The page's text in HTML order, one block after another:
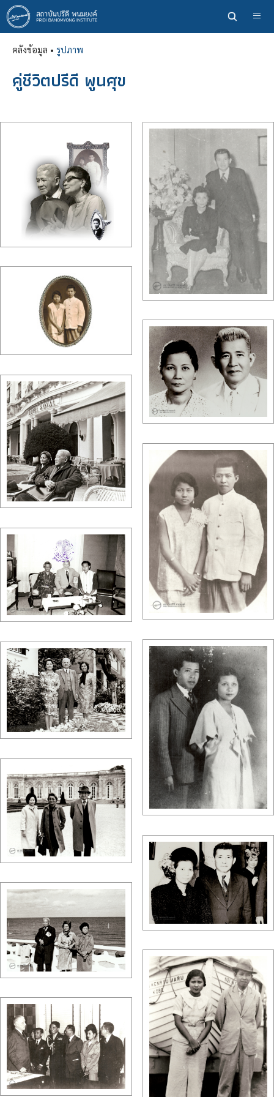
ข้าม
ไป
ยัง
เนื้อหา
คลังข้อมูล • รูปภาพ
คู่ชีวิตปรีดี พูนศุข